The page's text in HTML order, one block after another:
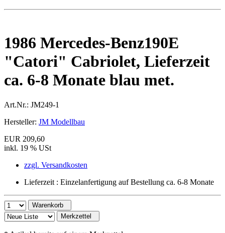
1986 Mercedes-Benz190E
"Catori" Cabriolet, Lieferzeit
ca. 6-8 Monate blau met.
Art.Nr.: JM249-1
Hersteller: JM Modellbau
EUR 209,60
inkl. 19 % USt
zzgl. Versandkosten
Lieferzeit : Einzelanfertigung auf Bestellung ca. 6-8 Monate
Warenkorb
Merkzettel